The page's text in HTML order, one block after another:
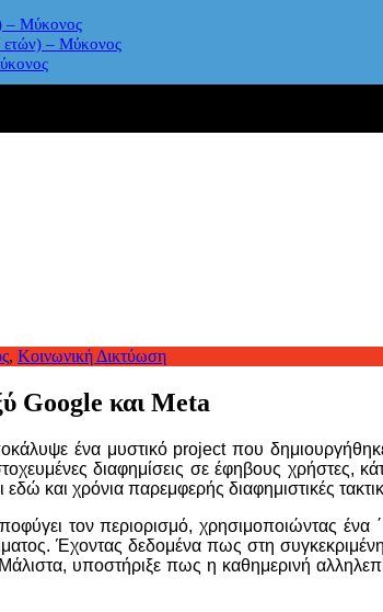
– Μύκονος
ετών) – Μύκονος
, Κοινωνική Δικτύωση
Google και Meta
ένα μυστικό project που δημιουργήθηκε
διαφημίσεις σε έφηβους χρήστες,
εδώ και χρόνια παρεμφερής διαφημιστικές
τον περιορισμό, χρησιμοποιώντας ένα
Έχοντας δεδομένα πως στη
Μάλιστα, υποστήριξε πως η καθημερινή